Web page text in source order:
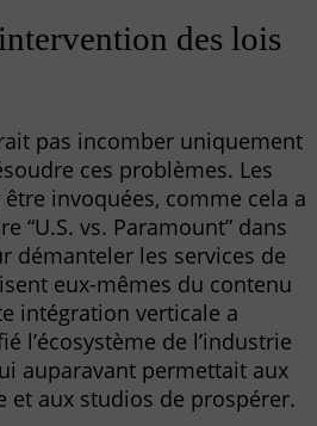
des lois
pas incomber uniquement
ces problèmes. Les
invoquées, comme cela a
“U.S. vs. Paramount” dans
démanteler les services de
eux-mêmes du contenu
intégration verticale a
l’écosystème de l’industrie
auparavant permettait aux
et aux studios de prospérer.